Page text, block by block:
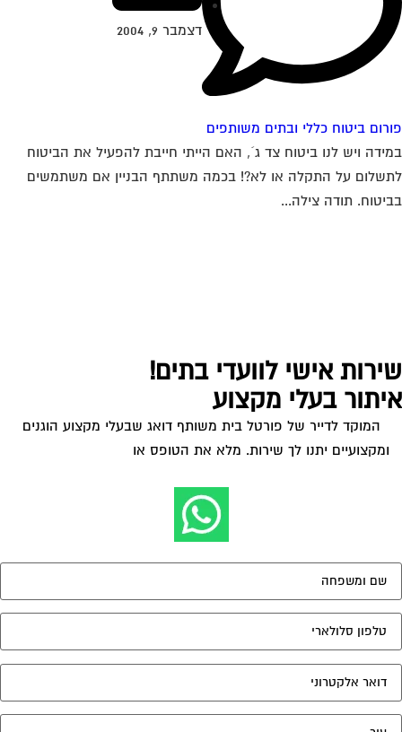
ביטוח כללי ובתים משותפים
דצמבר 9, 2004
ויש לנו ביטוח צד ג´, האם הייתי חייבת להפעיל את הביטוח
על התקלה או לא?! בכמה משתתף הבניין אם משתמשים
תודה צילה...
אישי לוועדי בתים!
בעלי מקצוע
המוקד לדייר של פורטל בית משותף דואג שבעלי מקצוע הוגנים
ומקצועיים יתנו לך שירות. מלא את הטופס אולחץ לשליחת הודעת